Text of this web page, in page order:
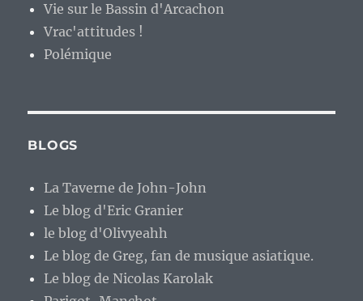
Vie sur le Bassin d'Arcachon
Vrac'attitudes !
Polémique
BLOGS
La Taverne de John-John
Le blog d'Eric Granier
le blog d'Olivyeahh
Le blog de Greg, fan de musique asiatique.
Le blog de Nicolas Karolak